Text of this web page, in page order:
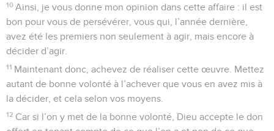
10 Ainsi, je vous donne mon opinion dans cette affaire : il est
bon pour vous de persévérer, vous qui, l’année dernière,
avez été les premiers non seulement à agir, mais encore à
décider d’agir.
11 Maintenant donc, achevez de réaliser cette œuvre. Mettez
autant de bonne volonté à l’achever que vous en avez mis à
la décider, et cela selon vos moyens.
12 Car si l’on y met de la bonne volonté, Dieu accepte le don